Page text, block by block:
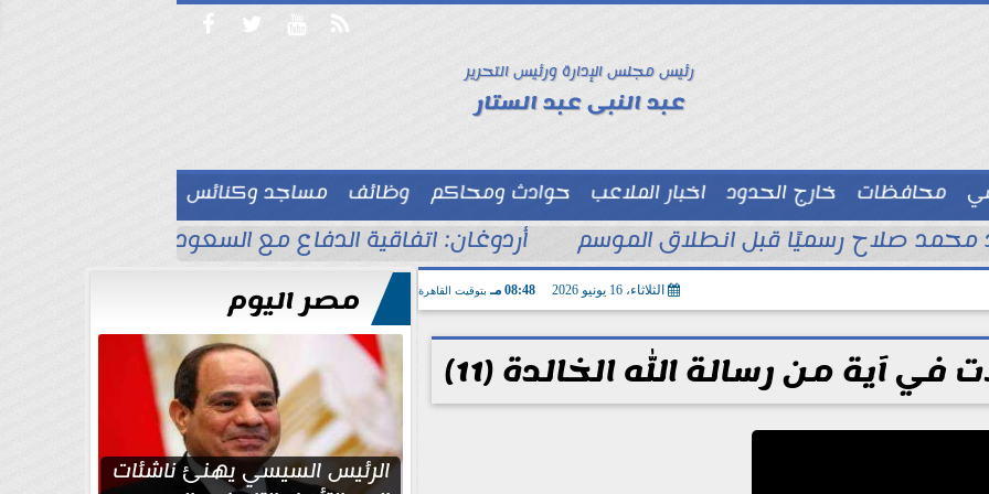
   
رئيس مجلس الإدارة ورئيس التحرير
عبد النبى عبد الستار
محافظات خارج الحدود اخبار الملاعب حوادث ومحاكم وظائف
مساجد وكنائس
توك شو  محمد صلاح رسميًا قبل انطلاق الموسم أردوغان: اتفاقية الدفاع مع السعودية وباكستان
الثلاثاء، 16 يونيو 2026 08:48 مـ بتوقيت القاهرة
آية من رسالة الله الخالدة (11)
مصر اليوم
الرئيس السيسي يهنئ ناشئات